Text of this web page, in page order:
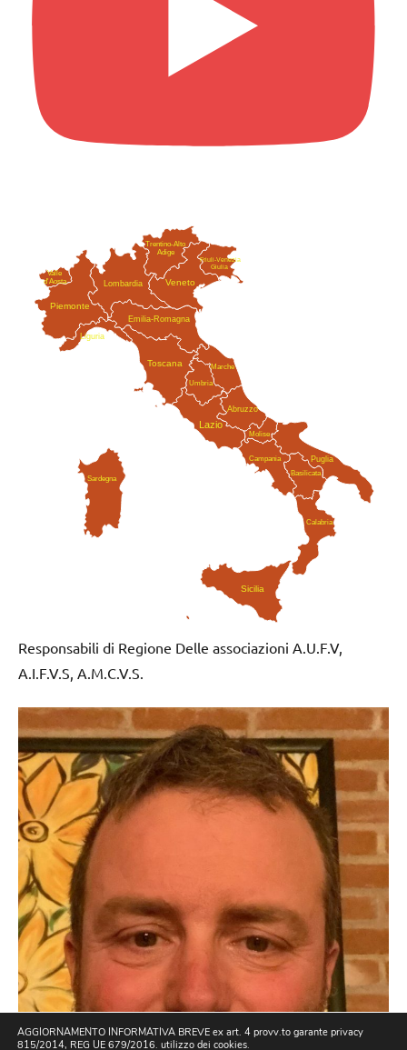
Abruzzo
Valle
d'Aosta
Puglia
Basilicata
Calabria
Campania
Emilia-Romagna
Friuli-Venezia
Giulia
Lazio
Liguria
Lombardia
Marche
Molise
Piemonte
Sardegna
Sicilia
Trentino-Alto
Adige
Toscana
Umbria
Veneto
Responsabili di Regione Delle associazioni A.U.F.V,
A.I.F.V.S, A.M.C.V.S.
AGGIORNAMENTO INFORMATIVA BREVE ex art. 4 provv.to garante privacy
815/2014, REG UE 679/2016. utilizzo dei cookies.